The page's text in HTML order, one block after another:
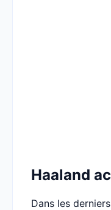
Haaland
Dans les